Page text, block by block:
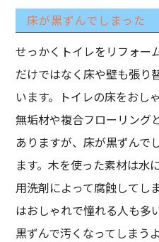
床が黒ずんでしまった
せっかくトイレをリフォー
だけではなく床や壁も張り
います。トイレの床をおし
無垢材や複合フローリング
ありますが、床が黒ずんで
ます。木を使った素材は水
用洗剤によって腐蝕してし
はおしゃれで憧れる人も多
黒ずんで汚くなってしまう